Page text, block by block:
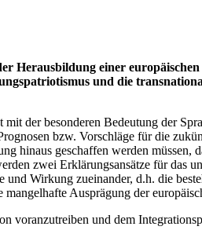
Herausbildung einer
und die
mit der besonderen Bedeutung der
bzw. Vorschläge für die
hinaus geschaffen werden
zwei Erklärungsansätze für das
Wirkung zueinander, d.h. die
Ausprägung der
und dem